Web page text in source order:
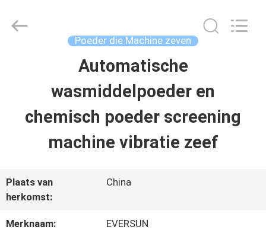
PRODUCTEN
SHOW
ONGEVEER
Poeder die Machine zeven
Automatische
wasmiddelpoeder en
chemisch poeder screening
machine vibratie zeef
Plaats van
herkomst:
China
Merknaam: EVERSUN